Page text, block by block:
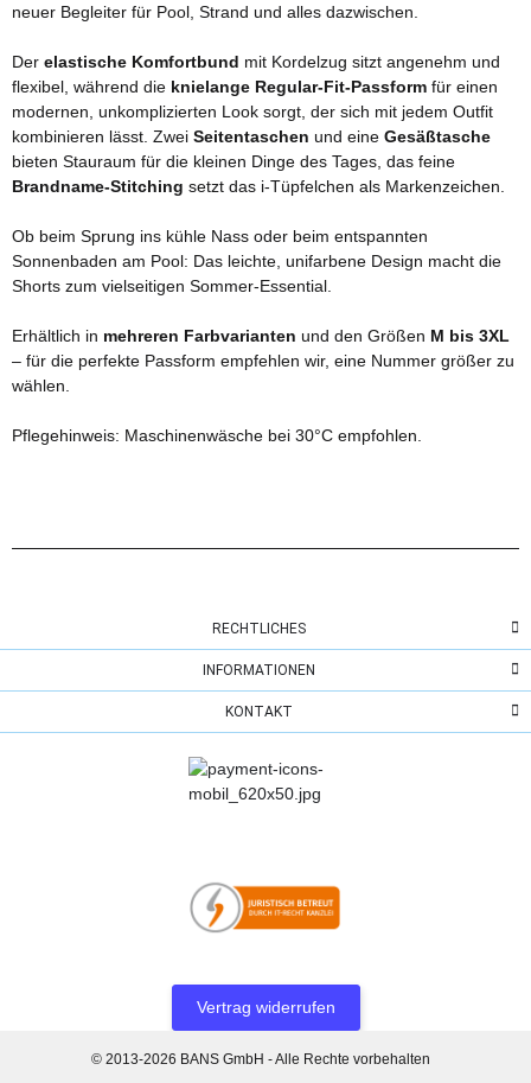
neuer Begleiter für Pool, Strand und alles dazwischen.
Der elastische Komfortbund mit Kordelzug sitzt angenehm und
flexibel, während die knielange Regular-Fit-Passform für einen
modernen, unkomplizierten Look sorgt, der sich mit jedem Outfit
kombinieren lässt. Zwei Seitentaschen und eine Gesäßtasche
bieten Stauraum für die kleinen Dinge des Tages, das feine
Brandname-Stitching setzt das i-Tüpfelchen als Markenzeichen.
Ob beim Sprung ins kühle Nass oder beim entspannten
Sonnenbaden am Pool: Das leichte, unifarbene Design macht die
Shorts zum vielseitigen Sommer-Essential.
Erhältlich in mehreren Farbvarianten und den Größen M bis 3XL
– für die perfekte Passform empfehlen wir, eine Nummer größer zu
wählen.
Pflegehinweis: Maschinenwäsche bei 30°C empfohlen.
RECHTLICHES
INFORMATIONEN
KONTAKT
Vertrag widerrufen
© 2013-2026 BANS GmbH - Alle Rechte vorbehalten